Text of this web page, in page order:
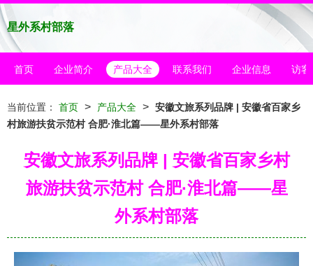
星外系村部落
首页 企业简介 产品大全 联系我们 企业信息 访客
当前位置： 首页 > 产品大全 > 安徽文旅系列品牌 | 安徽省百家乡
村旅游扶贫示范村 合肥·淮北篇——星外系村部落
安徽文旅系列品牌 | 安徽省百家乡村
旅游扶贫示范村 合肥·淮北篇——星
外系村部落